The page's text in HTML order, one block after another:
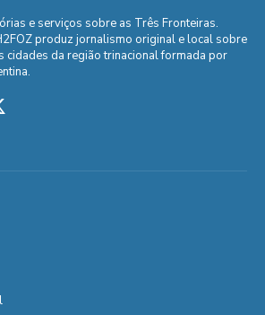
e serviços sobre as Três Fronteiras.
produz jornalismo original e local sobre
cidades da região trinacional formada por